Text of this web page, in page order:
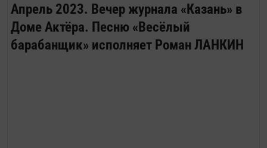
Апрель 2023. Вечер журнала «Казань» в
Доме Актёра. Песню «Весёлый
барабанщик» исполняет Роман ЛАНКИН